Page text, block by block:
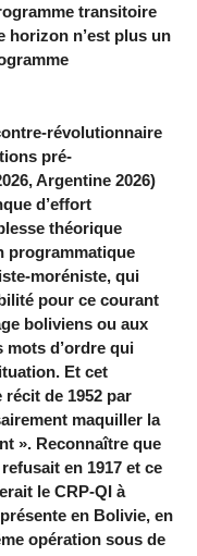
transitoire
horizon n’est plus un
révolutionnaire
pré-
Argentine 2026)
d’effort
théorique
programmatique
moréniste, qui
pour ce courant
boliviens ou aux
mots d’ordre qui
Et cet
de 1952 par
maquiller la
». Reconnaître que
en 1917 et ce
le CRP-QI à
en Bolivie, en
opération sous de